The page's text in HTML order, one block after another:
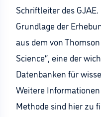
Schriftleiter des GJAE.
Grundlage der
aus dem von
Science“, eine der
Datenbanken für
Weitere
Methode sind hier zu